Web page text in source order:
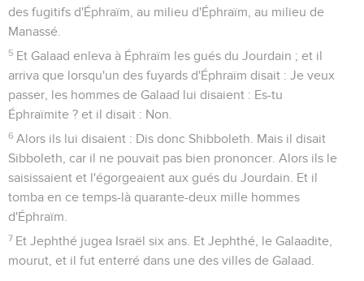
des fugitifs d'Éphraïm, au milieu d'Éphraïm, au milieu de
Manassé.
5 Et Galaad enleva à Éphraïm les gués du Jourdain ; et il
arriva que lorsqu'un des fuyards d'Éphraïm disait : Je veux
passer, les hommes de Galaad lui disaient : Es-tu
Éphraïmite ? et il disait : Non.
6 Alors ils lui disaient : Dis donc Shibboleth. Mais il disait
Sibboleth, car il ne pouvait pas bien prononcer. Alors ils le
saisissaient et l'égorgeaient aux gués du Jourdain. Et il
tomba en ce temps-là quarante-deux mille hommes
d'Éphraïm.
7 Et Jephthé jugea Israël six ans. Et Jephthé, le Galaadite,
mourut, et il fut enterré dans une des villes de Galaad.